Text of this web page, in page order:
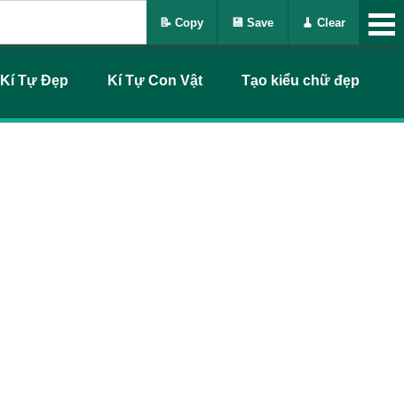
Kí Tự Đẹp Kí Tự Con Vật Tạo kiểu chữ đẹp
📝 Copy 💾 Save 🧹 Clear